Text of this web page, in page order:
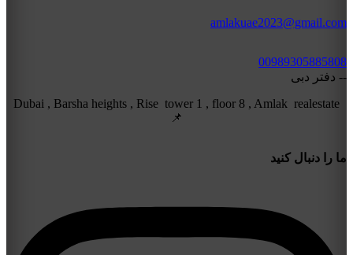
amlakuae2023@gmail.com
00989305885808
-- دفتر دبی
Dubai , Barsha heights , Rise tower 1 , floor 8 , Amlak realestate
📌
ما را دنبال کنید